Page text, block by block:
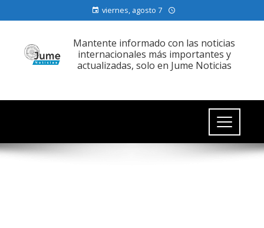
viernes, agosto 7
Mantente informado con las noticias
internacionales más importantes y
actualizadas, solo en Jume Noticias